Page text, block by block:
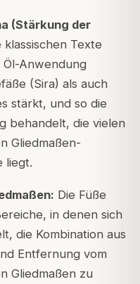
(Stärkung der
klassischen Texte
Anwendung
(Sira) als auch
stärkt, und so die
behandelt, die vielen
Gliedmaßen-
liegt.
Die Füße
in denen sich
die Kombination aus
Entfernung vom
Gliedmaßen zu